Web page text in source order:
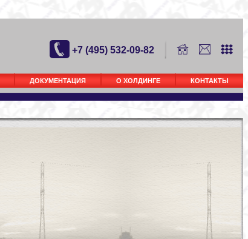
+7 (495) 532-09-82
ДОКУМЕНТАЦИЯ О ХОЛДИНГЕ КОНТАКТЫ